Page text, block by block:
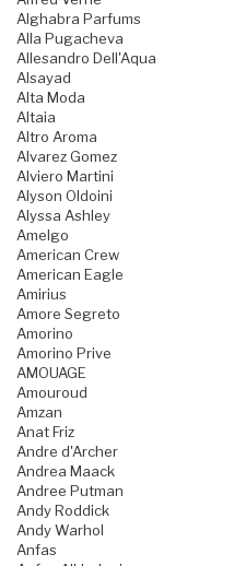
Alghabra Parfums
Alla Pugacheva
Allesandro Dell'Aqua
Alsayad
Alta Moda
Altaia
Altro Aroma
Alvarez Gomez
Alviero Martini
Alyson Oldoini
Alyssa Ashley
Amelgo
American Crew
American Eagle
Amirius
Amore Segreto
Amorino
Amorino Prive
AMOUAGE
Amouroud
Amzan
Anat Friz
Andre d'Archer
Andrea Maack
Andree Putman
Andy Roddick
Andy Warhol
Anfas